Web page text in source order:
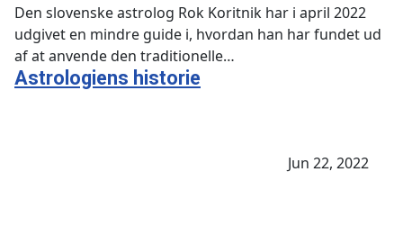
Den slovenske astrolog Rok Koritnik har i april 2022
udgivet en mindre guide i, hvordan han har fundet ud
af at anvende den traditionelle…
Astrologiens historie
Jun 22, 2022